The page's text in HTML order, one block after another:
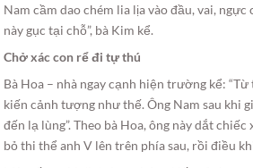
Nam cầm dao chém lia lịa vào đầu, vai, ngực
này gục tại chỗ”, bà Kim kể.
Chở xác con rể đi tự thú
Bà Hoa – nhà ngay cạnh hiện trường kể:
kiến cảnh tượng như thế. Ông Nam sau khi
đến lạ lùng”. Theo bà Hoa, ông này dắt
bỏ thi thể anh V lên trên phía sau, rồi điều